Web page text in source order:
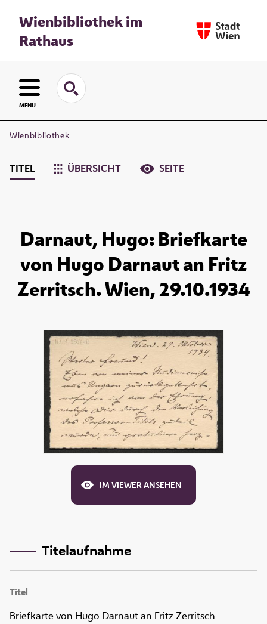
Wienbibliothek im
Rathaus
MENU
Wienbibliothek
TITEL ÜBERSICHT SEITE
Darnaut, Hugo: Briefkarte
von Hugo Darnaut an Fritz
Zerritsch. Wien, 29.10.1934
IM VIEWER ANSEHEN
Titelaufnahme
Titel
Briefkarte von Hugo Darnaut an Fritz Zerritsch